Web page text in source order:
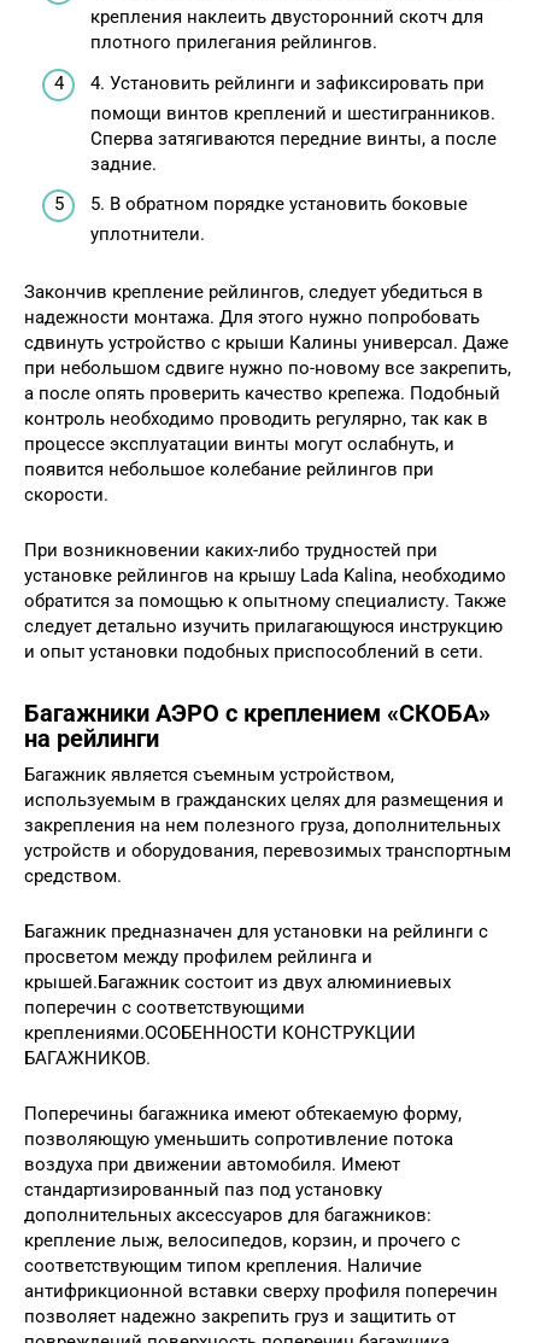
крепления наклеить двусторонний скотч для
плотного прилегания рейлингов.
4. Установить рейлинги и зафиксировать при
помощи винтов креплений и шестигранников.
Сперва затягиваются передние винты, а после
задние.
5. В обратном порядке установить боковые
уплотнители.
Закончив крепление рейлингов, следует убедиться в
надежности монтажа. Для этого нужно попробовать
сдвинуть устройство с крыши Калины универсал. Даже
при небольшом сдвиге нужно по-новому все закрепить,
а после опять проверить качество крепежа. Подобный
контроль необходимо проводить регулярно, так как в
процессе эксплуатации винты могут ослабнуть, и
появится небольшое колебание рейлингов при
скорости.
При возникновении каких-либо трудностей при
установке рейлингов на крышу Lada Kalina, необходимо
обратится за помощью к опытному специалисту. Также
следует детально изучить прилагающуюся инструкцию
и опыт установки подобных приспособлений в сети.
Багажники АЭРО с креплением «СКОБА»
на рейлинги
Багажник является съемным устройством,
используемым в гражданских целях для размещения и
закрепления на нем полезного груза, дополнительных
устройств и оборудования, перевозимых транспортным
средством.
Багажник предназначен для установки на рейлинги с
просветом между профилем рейлинга и
крышей.Багажник состоит из двух алюминиевых
поперечин с соответствующими
креплениями.ОСОБЕННОСТИ КОНСТРУКЦИИ
БАГАЖНИКОВ.
Поперечины багажника имеют обтекаемую форму,
позволяющую уменьшить сопротивление потока
воздуха при движении автомобиля. Имеют
стандартизированный паз под установку
дополнительных аксессуаров для багажников:
крепление лыж, велосипедов, корзин, и прочего с
соответствующим типом крепления. Наличие
антифрикционной вставки сверху профиля поперечин
позволяет надежно закрепить груз и защитить от